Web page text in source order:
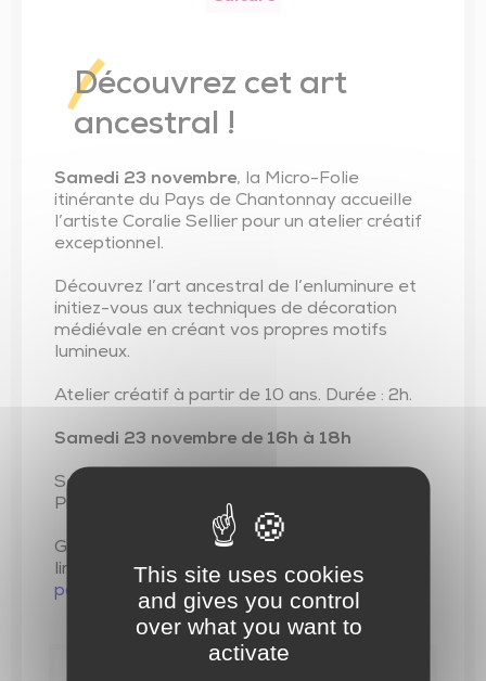
Découvrez cet art
ancestral !
Samedi 23 novembre, la Micro-Folie
itinérante du Pays de Chantonnay accueille
l’artiste Coralie Sellier pour un atelier créatif
exceptionnel.
Découvrez l’art ancestral de l’enluminure et
initiez-vous aux techniques de décoration
médiévale en créant vos propres motifs
lumineux.
Atelier créatif à partir de 10 ans. Durée : 2h.
Samedi 23 novembre de 16h à 18h
Salle de la Forêt, rue de la Forêt à Saint-
Prouant
Gratuit. Réservation obligatoire (places
limitées) :microfolie@cc-
paysdechantonnay.fr
ou 06 15 50 30 75
This site uses cookies
and gives you control
over what you want to
activate